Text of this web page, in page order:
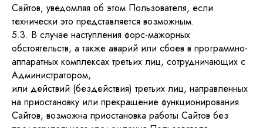
Сайтов, уведомляя об этом Пользователя, если
технически это представляется возможным.
5.3. В случае наступления форс-мажорных
обстоятельств, а также аварий или сбоев в программно-
аппаратных комплексах третьих лиц, сотрудничающих с
Администратором,
или действий (бездействия) третьих лиц, направленных
на приостановку или прекращение функционирования
Сайтов, возможна приостановка работы Сайтов без